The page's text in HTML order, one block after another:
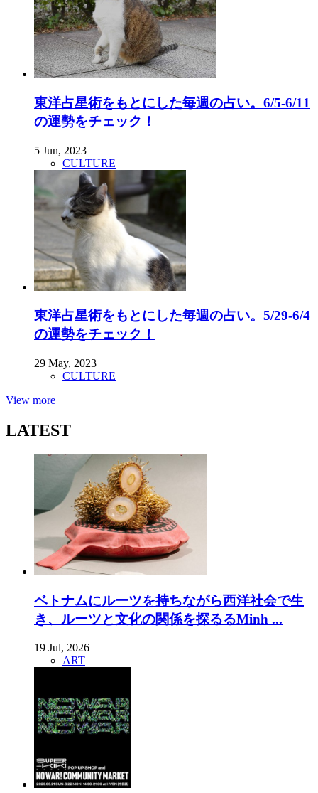
東洋占星術をもとにした毎週の占い。6/5-6/11
の運勢をチェック！
5 Jun, 2023
CULTURE
東洋占星術をもとにした毎週の占い。5/29-6/4
の運勢をチェック！
29 May, 2023
CULTURE
View more
LATEST
ベトナムにルーツを持ちながら西洋社会で生
き、ルーツと文化の関係を探るるMinh ...
19 Jul, 2026
ART